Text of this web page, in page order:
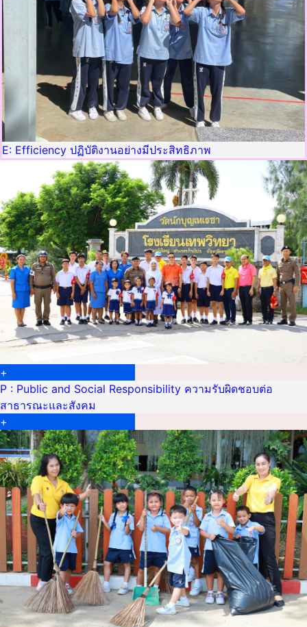
E: Efficiency ปฏิบัติงานอย่างมีประสิทธิภาพ
+
P : Public and Social Responsibility ความรับผิดชอบต่อ
สาธารณะและสังคม
+